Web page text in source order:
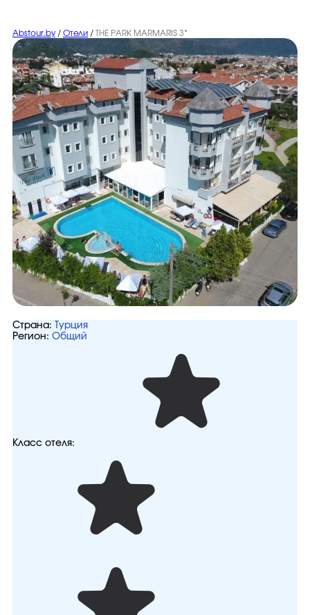
Abstour.by / Отели / THE PARK MARMARİS 3*
Страна:
Турция
Регион: Общий
Класс отеля: